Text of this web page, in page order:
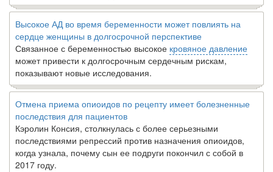
Высокое АД во время беременности может повлиять на
сердце женщины в долгосрочной перспективе
Связанное с беременностью высокое кровяное давление
может привести к долгосрочным сердечным рискам,
показывают новые исследования.
Отмена приема опиоидов по рецепту имеет болезненные
последствия для пациентов
Кэролин Консия, столкнулась с более серьезными
последствиями репрессий против назначения опиоидов,
когда узнала, почему сын ее подруги покончил с собой в
2017 году.